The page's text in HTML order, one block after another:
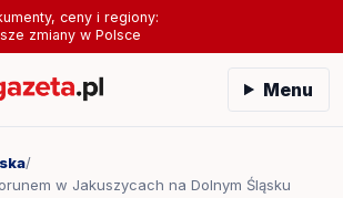
ceny i regiony:
zmiany w Polsce
Menu
/
w Jakuszycach na Dolnym Śląsku